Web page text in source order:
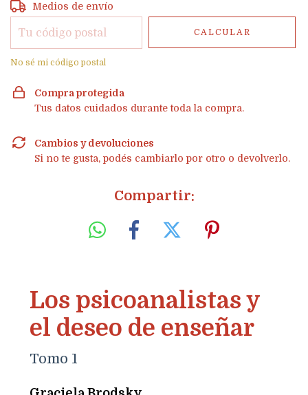
Entregas para el CP:
Medios de envío
CALCULAR
No sé mi código postal
Compra protegida
Tus datos cuidados durante toda la compra.
Cambios y devoluciones
Si no te gusta, podés cambiarlo por otro o devolverlo.
Compartir:
Los psicoanalistas y
el deseo de enseñar
Tomo 1